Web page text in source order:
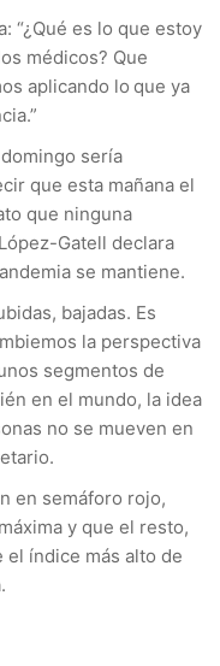
“¿Qué es lo que estoy
médicos? Que
aplicando lo que ya
sería
que esta mañana el
que ninguna
Gatell declara
se mantiene.
bajadas. Es
la perspectiva
segmentos de
en el mundo, la idea
no se mueven en
en semáforo rojo,
y que el resto,
el índice más alto de